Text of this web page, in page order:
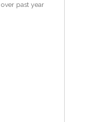
past year